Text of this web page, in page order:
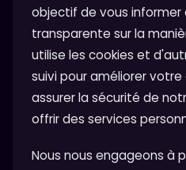
objectif de vous informer
transparente sur la
utilise les cookies et
suivi pour améliorer
assurer la sécurité de
offrir des services
Nous nous engageons à